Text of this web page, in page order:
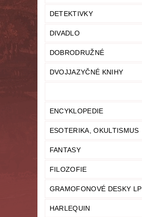
UČEBNICE
DETEKTIVKY
DIVADLO
DOBRODRUŽNÉ
DVOJJAZYČNÉ KNIHY
ENCYKLOPEDIE
ESOTERIKA, OKULTISMUS
FANTASY
FILOZOFIE
GRAMOFONOVÉ DESKY LP
HARLEQUIN